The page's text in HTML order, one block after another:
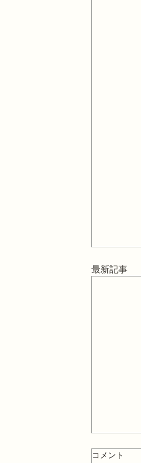
最新記事
コメント